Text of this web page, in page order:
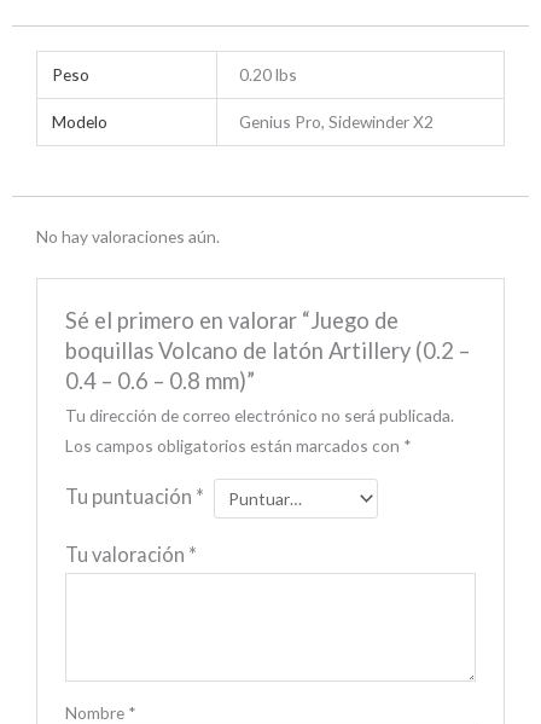
Peso 0.20 lbs
Modelo Genius Pro, Sidewinder X2
No hay valoraciones aún.
Sé el primero en valorar “Juego de
boquillas Volcano de latón Artillery (0.2 –
0.4 – 0.6 – 0.8 mm)”
Tu dirección de correo electrónico no será publicada.
Los campos obligatorios están marcados con *
Tu puntuación *
Tu valoración *
Nombre *